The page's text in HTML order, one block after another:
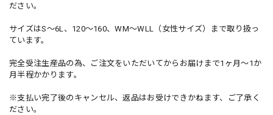
ださい。
サイズはS〜6L、120〜160、WM〜WLL（女性サイズ）まで取り扱っ
ています。
完全受注生産品の為、ご注文をいただいてからお届けまで1ヶ月〜1か
月半程かかります。
※支払い完了後のキャンセル、返品はお受けできかねます、ご了承く
ださい。